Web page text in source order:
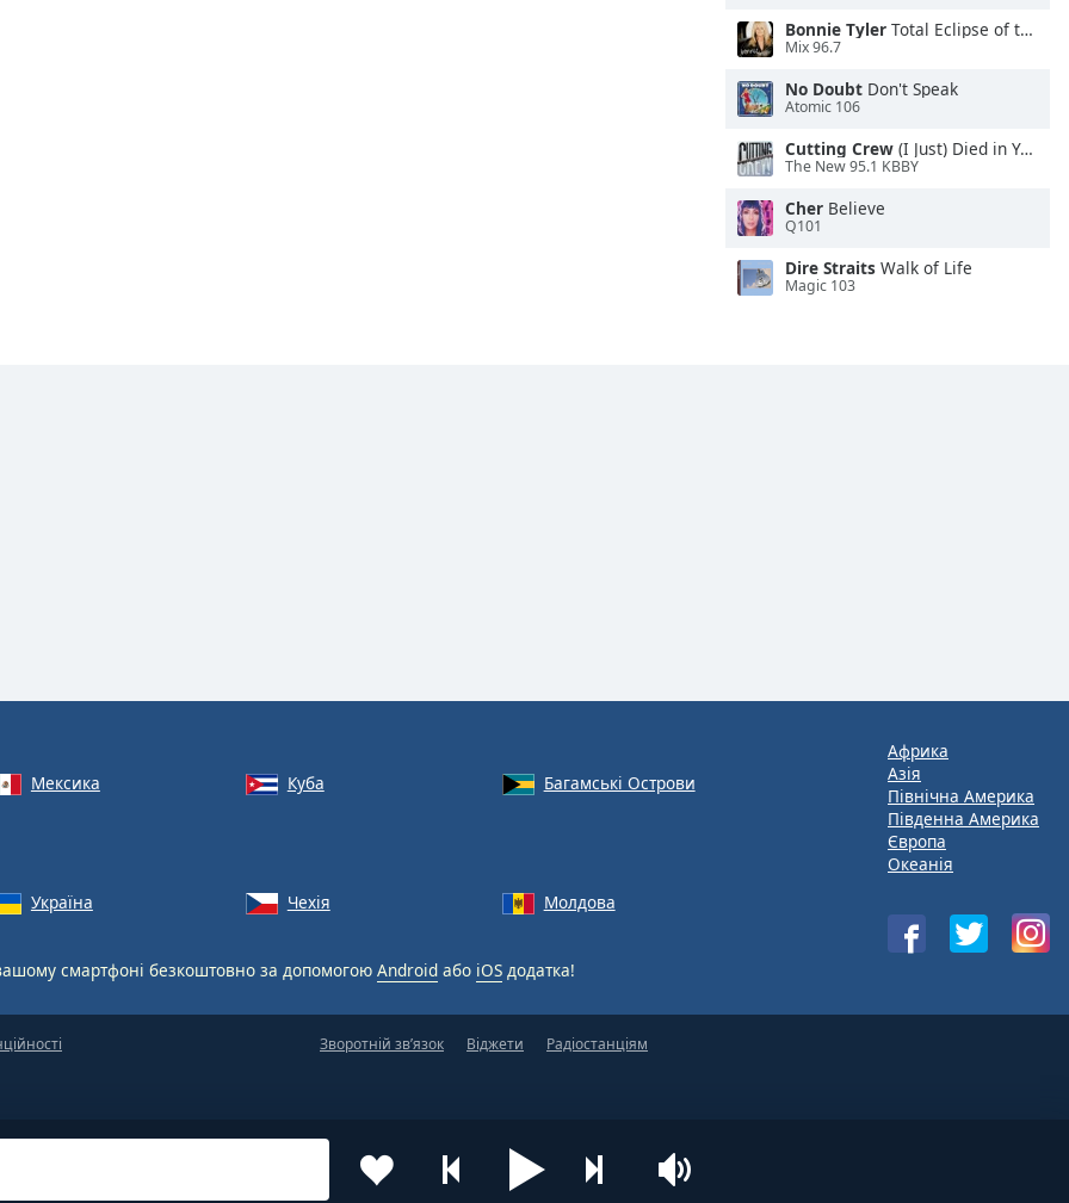
Bonnie Tyler Total Eclipse of the Heart
Mix 96.7
No Doubt Don't Speak
Atomic 106
Cutting Crew (I Just) Died in Your Arms
The New 95.1 KBBY
Cher Believe
Q101
Dire Straits Walk of Life
Magic 103
Мексика Куба
Багамські Острови
Україна Чехія Молдова
смартфоні безкоштовно за допомогою Android або iOS додатка!
Африка
Азія
Північна Америка
Південна Америка
Європа
Океанія
Зворотній зв’язок Віджети Радіостанціям